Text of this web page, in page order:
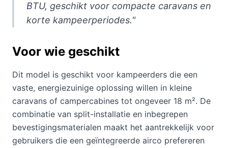
BTU, geschikt voor compacte caravans en
korte kampeerperiodes."
Voor wie geschikt
Dit model is geschikt voor kampeerders die een
vaste, energiezuinige oplossing willen in kleine
caravans of campercabines tot ongeveer 18 m². De
combinatie van split-installatie en inbegrepen
bevestigingsmaterialen maakt het aantrekkelijk voor
gebruikers die een geïntegreerde airco prefereren